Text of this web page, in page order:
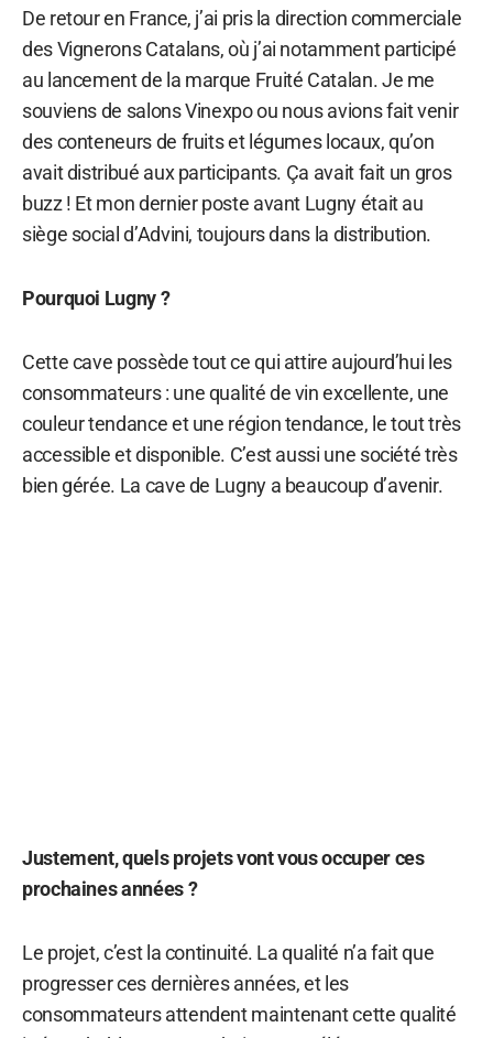
De retour en France, j’ai pris la direction commerciale
des Vignerons Catalans, où j’ai notamment participé
au lancement de la marque Fruité Catalan. Je me
souviens de salons Vinexpo ou nous avions fait venir
des conteneurs de fruits et légumes locaux, qu’on
avait distribué aux participants. Ça avait fait un gros
buzz ! Et mon dernier poste avant Lugny était au
siège social d’Advini, toujours dans la distribution.
Pourquoi Lugny ?
Cette cave possède tout ce qui attire aujourd’hui les
consommateurs : une qualité de vin excellente, une
couleur tendance et une région tendance, le tout très
accessible et disponible. C’est aussi une société très
bien gérée. La cave de Lugny a beaucoup d’avenir.
Justement, quels projets vont vous occuper ces
prochaines années ?
Le projet, c’est la continuité. La qualité n’a fait que
progresser ces dernières années, et les
consommateurs attendent maintenant cette qualité